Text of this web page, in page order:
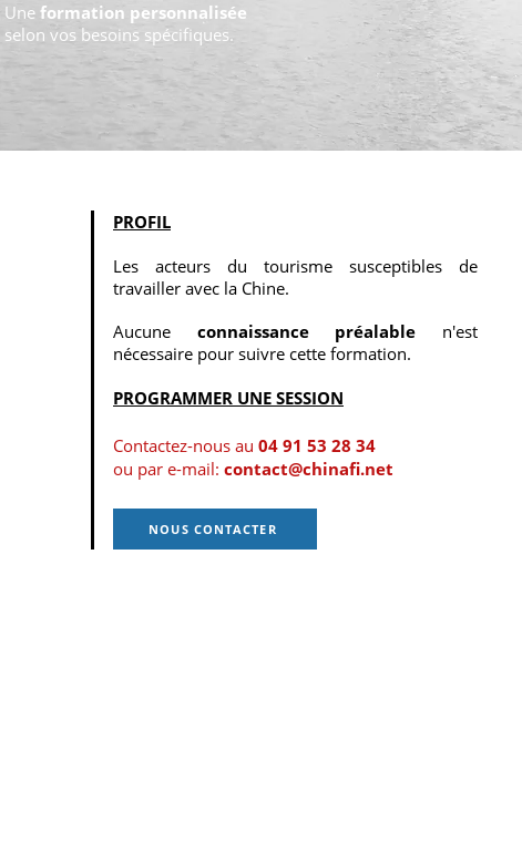
Une formation personnalisée
selon vos besoins spécifiques.
PROFIL
Les acteurs du tourisme susceptibles de
travailler avec la Chine.
Aucune connaissance préalable
n'est
nécessaire pour suivre cette formation.
PROGRAMMER UNE SESSION
Contactez-nous au 04 91 53 28 34
ou par e-mail: contact@chinafi.net
NOUS CONTACTER